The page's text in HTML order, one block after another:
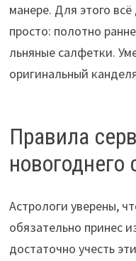
манере. Для этого
просто: полотно
льняные салфетки.
оригинальный
Правила
новогоднего
Астрологи уверены,
обязательно принес
достаточно учесть